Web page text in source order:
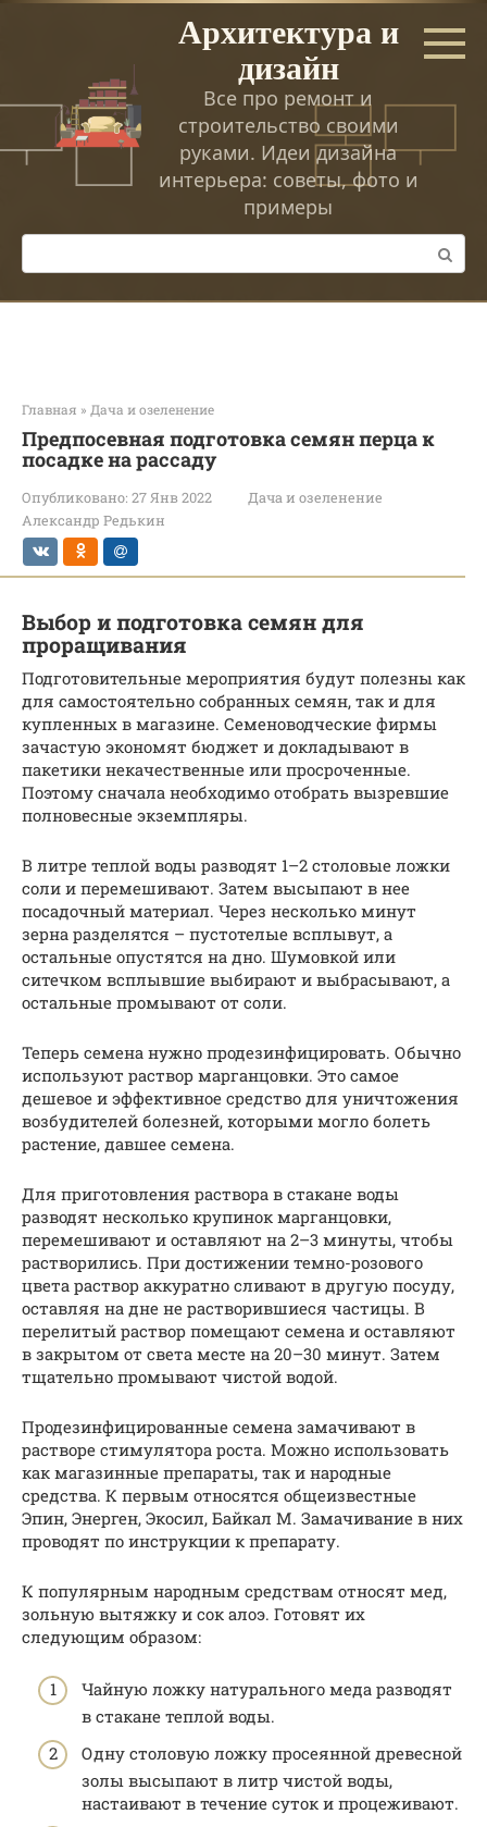
Перейти
Архитектура и
дизайн
Все про ремонт и
строительство своими
руками. Идеи дизайна
интерьера: советы, фото и
примеры
Поиск:
Главная » Дача и озеленение
Предпосевная подготовка семян перца к
посадке на рассаду
Опубликовано: 27 Янв 2022
Дача и озеленение
Александр Редькин
Выбор и подготовка семян для
проращивания
Подготовительные мероприятия будут полезны как
для самостоятельно собранных семян, так и для
купленных в магазине. Семеноводческие фирмы
зачастую экономят бюджет и докладывают в
пакетики некачественные или просроченные.
Поэтому сначала необходимо отобрать вызревшие
полновесные экземпляры.
В литре теплой воды разводят 1–2 столовые ложки
соли и перемешивают. Затем высыпают в нее
посадочный материал. Через несколько минут
зерна разделятся – пустотелые всплывут, а
остальные опустятся на дно. Шумовкой или
ситечком всплывшие выбирают и выбрасывают, а
остальные промывают от соли.
Теперь семена нужно продезинфицировать. Обычно
используют раствор марганцовки. Это самое
дешевое и эффективное средство для уничтожения
возбудителей болезней, которыми могло болеть
растение, давшее семена.
Для приготовления раствора в стакане воды
разводят несколько крупинок марганцовки,
перемешивают и оставляют на 2–3 минуты, чтобы
растворились. При достижении темно-розового
цвета раствор аккуратно сливают в другую посуду,
оставляя на дне не растворившиеся частицы. В
перелитый раствор помещают семена и оставляют
в закрытом от света месте на 20–30 минут. Затем
тщательно промывают чистой водой.
Продезинфицированные семена замачивают в
растворе стимулятора роста. Можно использовать
как магазинные препараты, так и народные
средства. К первым относятся общеизвестные
Эпин, Энерген, Экосил, Байкал М. Замачивание в них
проводят по инструкции к препарату.
К популярным народным средствам относят мед,
зольную вытяжку и сок алоэ. Готовят их
следующим образом:
Чайную ложку натурального меда разводят
в стакане теплой воды.
Одну столовую ложку просеянной древесной
золы высыпают в литр чистой воды,
настаивают в течение суток и процеживают.